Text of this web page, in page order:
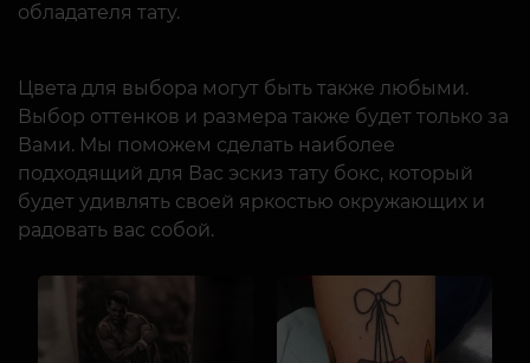
обладателя тату.
Цвета для выбора могут быть также любыми.
Выбор оттенков и размера также будет только за
Вами. Мы поможем сделать наиболее
подходящий для Вас эскиз тату бокс, который
будет удивлять своей яркостью окружающих и
радовать вас собой.